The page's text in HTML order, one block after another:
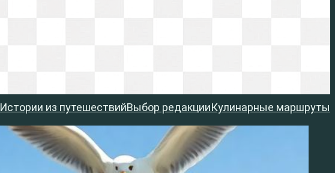
Истории из путешествийВыбор редакцииКулинарные маршруты